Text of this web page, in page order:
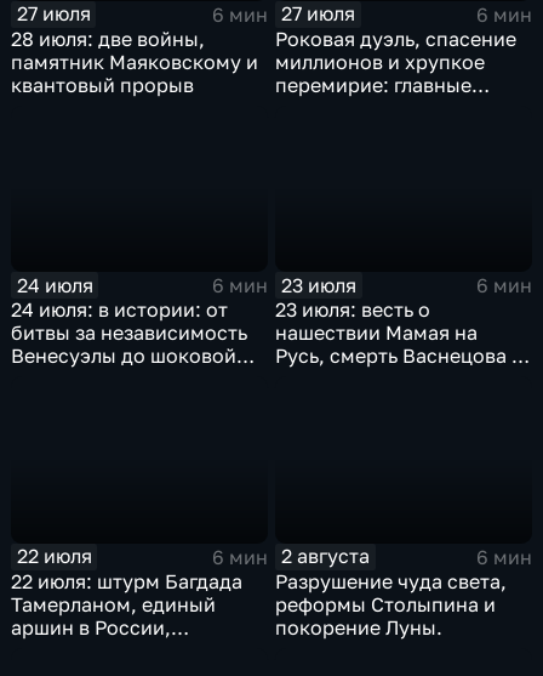
27 июля
6 мин
28 июля: две войны,
памятник Маяковскому и
квантовый прорыв
27 июля
6 мин
Роковая дуэль, спасение
миллионов и хрупкое
перемирие: главные
24 июля
6 мин
24 июля: в истории: от
битвы за независимость
Венесуэлы до шоковой
23 июля
6 мин
23 июля: весть о
нашествии Мамая на
Русь, смерть Васнецова и
22 июля
6 мин
22 июля: штурм Багдада
Тамерланом, единый
аршин в России,
2 августа
6 мин
Разрушение чуда света,
реформы Столыпина и
покорение Луны.